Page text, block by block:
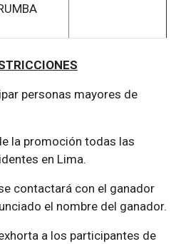
personas mayores de
la promoción todas las
en Lima.
se contactará con el ganador
el nombre del ganador.
exhorta a los participantes de